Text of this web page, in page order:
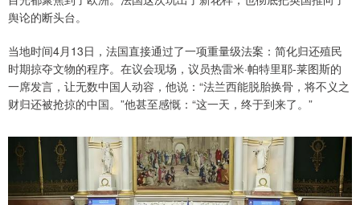
舆论的断头台。
当地时间4月13日，法国直接通过了一项重量级法案：简化归还殖民
时期掠夺文物的程序。在议会现场，议员热雷米·帕特里耶-莱图斯的
一席发言，让无数中国人动容，他说：“法兰西能脱胎换骨，将不义之
财归还被抢掠的中国。”他甚至感慨：“这一天，终于到来了。”